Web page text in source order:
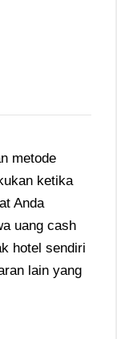
metode
ketika
Anda
uang cash
hotel sendiri
lain yang